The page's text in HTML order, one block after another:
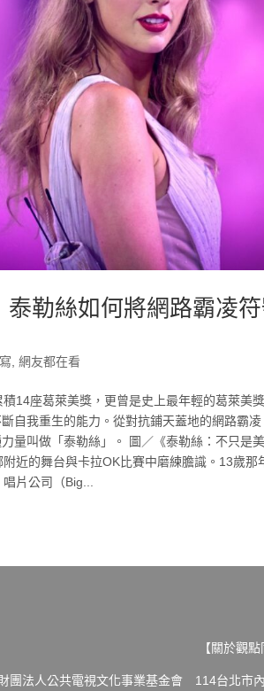
勒絲如何將網路霸凌
,網友都在看
14座葛萊美獎，更曾是史上最年輕的葛萊美
自我重生的能力。從對抗鋪天蓋地的網路霸
量叫做「泰勒絲」。 圖／《泰勒絲：不只是
近的舞台與卡拉OK比賽中磨練膽識。13歲
片公司（Big...
【關於觀點
團法人公共電視文化事業基金會 114台北市